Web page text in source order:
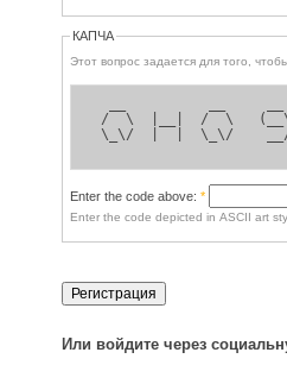
наиболее продвинутых.
Кликать на кнопкеUpdate
dropbox you'd like to remove.
КАПЧА
/  \  |__|  /  \
\_\/  |  |  \_\/
Enter the code above: *
Enter the code depicted in ASCII art
Или войдите через